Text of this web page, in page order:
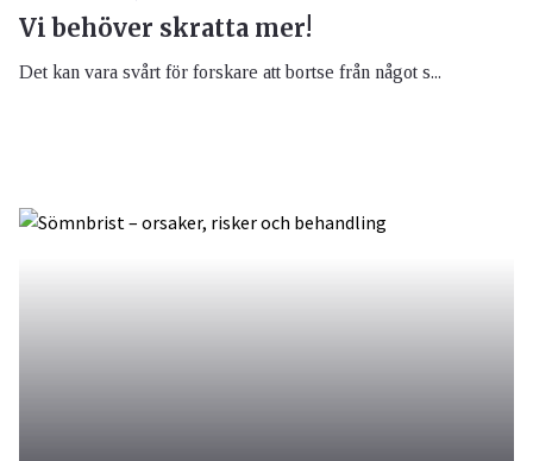
Vi behöver skratta mer!
Det kan vara svårt för forskare att bortse från något s...